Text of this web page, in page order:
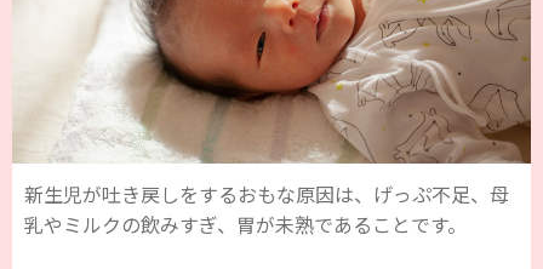
新生児が吐き戻しをするおもな原因は、げっぷ不足、母
乳やミルクの飲みすぎ、胃が未熟であることです。